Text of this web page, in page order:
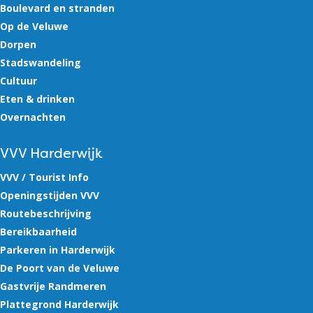
Boulevard en stranden
Op de Veluwe
Dorpen
Stadswandeling
Cultuur
Eten & drinken
Overnachten
VVV Harderwijk
VVV / Tourist Info
Openingstijden VVV
Routebeschrijving
Bereikbaarheid
Parkeren in Harderwijk
De Poort van de Veluwe
Gastvrije Randmeren
Plattegrond Harderwijk